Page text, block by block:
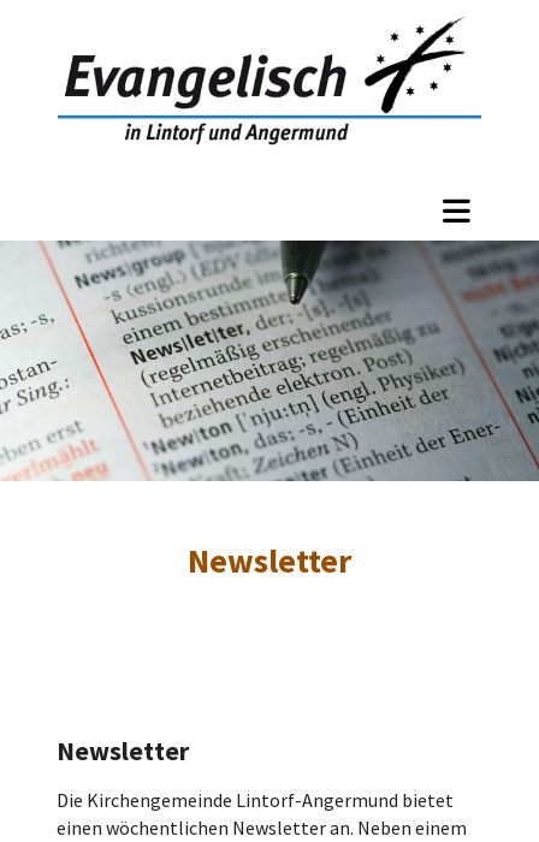
Newsletter
Newsletter
Die Kirchengemeinde Lintorf-Angermund bietet
einen wöchentlichen Newsletter an. Neben einem